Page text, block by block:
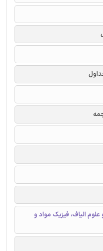
الیاف، ‌فیزیک مواد و